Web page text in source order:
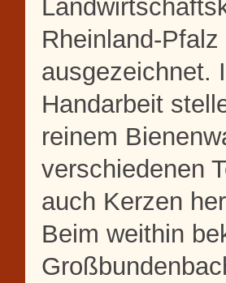
Rheinland-Pfalz
ausgezeichnet.
Handarbeit
reinem
verschiedenen
auch Kerzen
Beim weithin